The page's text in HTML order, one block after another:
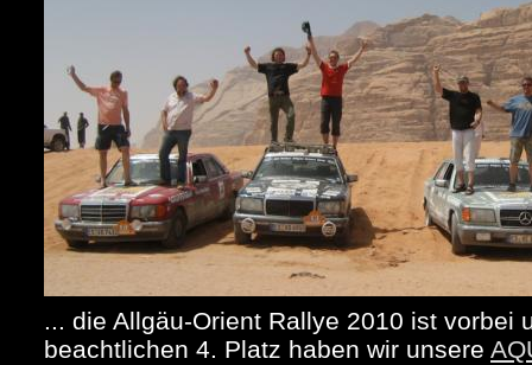
... die Allgäu-Orient Rallye 2010 ist vorbei
beachtlichen 4. Platz haben wir unsere